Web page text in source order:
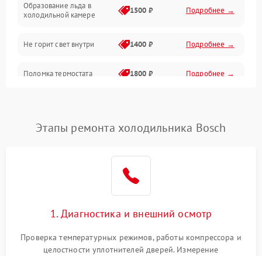
Образование льда в
холодильной камере
1500 ₽ Подробнее →
Не горит свет внутри 1400 ₽ Подробнее →
Поломка термостата 1800 ₽ Подробнее →
Поломка системы No Frost 2600 ₽ Подробнее →
работе
2000 ₽ Подробнее →
Этапы ремонта холодильника Bosch
1. Диагностика и внешний осмотр
Проверка температурных режимов, работы компрессора и
целостности уплотнителей дверей. Измерение